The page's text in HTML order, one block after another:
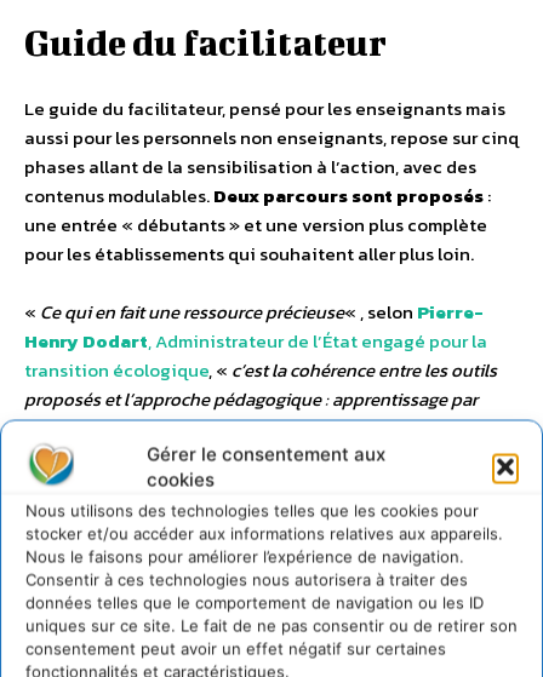
Gérer le consentement aux
cookies
Nous utilisons des technologies telles que les cookies pour
stocker et/ou accéder aux informations relatives aux appareils.
Nous le faisons pour améliorer l’expérience de navigation.
Consentir à ces technologies nous autorisera à traiter des
données telles que le comportement de navigation ou les ID
uniques sur ce site. Le fait de ne pas consentir ou de retirer son
consentement peut avoir un effet négatif sur certaines
fonctionnalités et caractéristiques.
Guide du facilitateur
Le guide du facilitateur, pensé pour les enseignants mais
aussi pour les personnels non enseignants, repose sur cinq
phases allant de la sensibilisation à l’action, avec des
contenus modulables.Deux parcours sont proposés:
une entrée « débutants » et une version plus complète
pour les établissements qui souhaitent aller plus loin.
« Ce qui en fait une ressource précieuse« , selon Pierre-
Henry Dodart, Administrateur de l’État engagé pour la
transition écologique, « c’est la cohérence entre les outils
proposés et l’approche pédagogique : apprentissage par
projet, coopération, réflexion collective, mise en situation
concrète
Une démarche qui laisse
une large place à
l’autonomie des élèves,